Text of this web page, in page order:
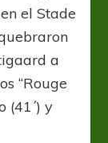
en el Stade
a
“Rouge
(41´) y